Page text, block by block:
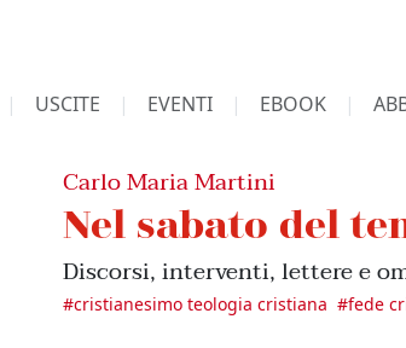
USCITE EVENTI EBOOK
Carlo Maria Martini
Nel sabato del
Discorsi, interventi, lettere e
#cristianesimo teologia cristiana #fede